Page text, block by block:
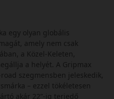
egy olyan globális
amely nem csak
a Közel-Keleten,
a helyét. A Gripmax
szegmensben jeleskedik,
– ezzel tökéletesen
akár 22”-ig terjedő